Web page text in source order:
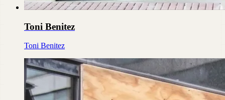
Toni Benitez
Toni Benitez